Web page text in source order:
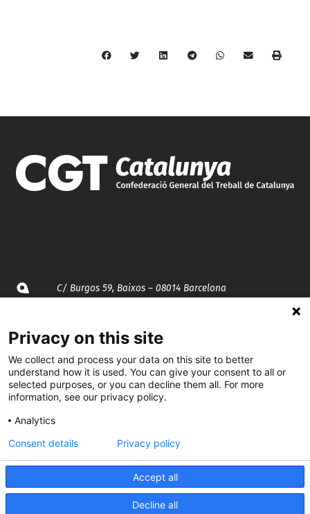
C/ Burgos 59, Baixos – 08014 Barcelona
935 120 481
@CGTCatalunya
cgtcatalunya
Privacy on this site
We collect and process your data on this site to better
understand how it is used. You can give your consent to all or
selected purposes, or you can decline them all. For more
information, see our privacy policy.
Analytics
Accept all
Decline all
Consent details Privacy policy